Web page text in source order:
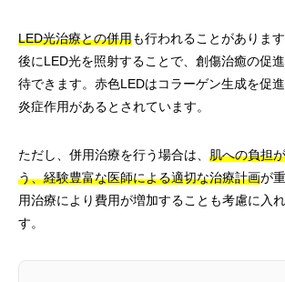
LED光治療との併用も行われることがありま
後にLED光を照射することで、創傷治癒の促
待できます。赤色LEDはコラーゲン生成を促
炎症作用があるとされています。
ただし、併用治療を行う場合は、 肌への負担
う、経験豊富な医師による適切な治療計画が
用治療により費用が増加することも考慮に入
す。